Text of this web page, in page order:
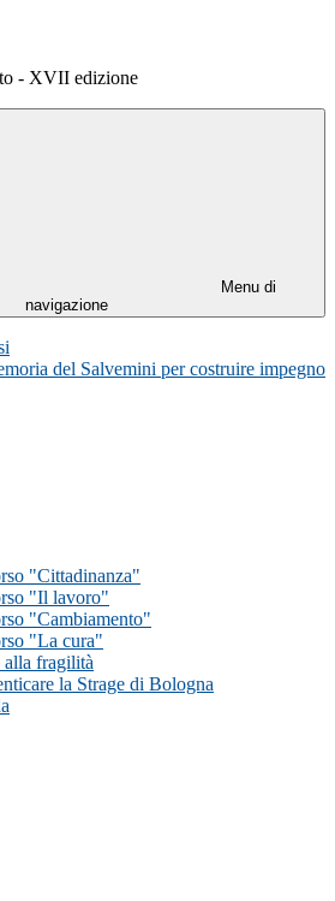
- XVII edizione
Menu di
navigazione
del Salvemini per costruire impegno
"Cittadinanza"
"Il lavoro"
"Cambiamento"
"La cura"
fragilità
la Strage di Bologna